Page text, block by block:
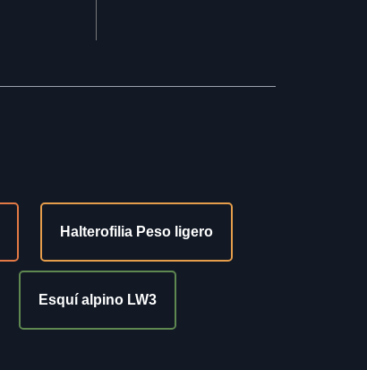
Halterofilia Peso ligero
Esquí alpino LW3